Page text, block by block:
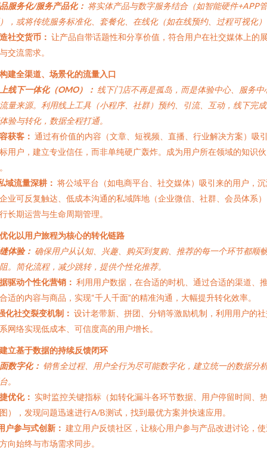
服务化/服务产品化： 将实体产品与数字服务结合（如智能硬件+APP管
，或将传统服务标准化、套餐化、在线化（如在线预约、过程可视化
社交货币： 让产品自带话题性和分享价值，符合用户在社交媒体上的
交流需求。
建全渠道、场景化的流量入口
线下一体化（OMO）： 线下门店不再是孤岛，而是体验中心、服务中
量来源。利用线上工具（小程序、社群）预约、引流、互动，线下完
验与转化，数据全程打通。
获客： 通过有价值的内容（文章、短视频、直播、行业解决方案）吸
用户，建立专业信任，而非单纯硬广轰炸。成为用户所在领域的知识伙
域流量深耕： 将公域平台（如电商平台、社交媒体）吸引来的用户，
业可反复触达、低成本沟通的私域阵地（企业微信、社群、会员体系
长期运营与生命周期管理。
化以用户旅程为核心的转化链路
体验： 确保用户从认知、兴趣、购买到复购、推荐的每一个环节都顺
。简化流程，减少跳转，提供个性化推荐。
驱动个性化营销： 利用用户数据，在合适的时机、通过合适的渠道、
适的内容与商品，实现“千人千面”的精准沟通，大幅提升转化效率。
化社交裂变机制： 设计老带新、拼团、分销等激励机制，利用用户的
网络实现低成本、可信度高的用户增长。
立基于数据的持续反馈闭环
数字化： 销售全过程、用户全行为尽可能数字化，建立统一的数据分
。
优化： 实时监控关键指标（如转化漏斗各环节数据、用户停留时间、
），发现问题迅速进行A/B测试，找到最优方案并快速应用。
户参与式创新： 建立用户反馈社区，让核心用户参与产品改进讨论，
向始终与市场需求同步。